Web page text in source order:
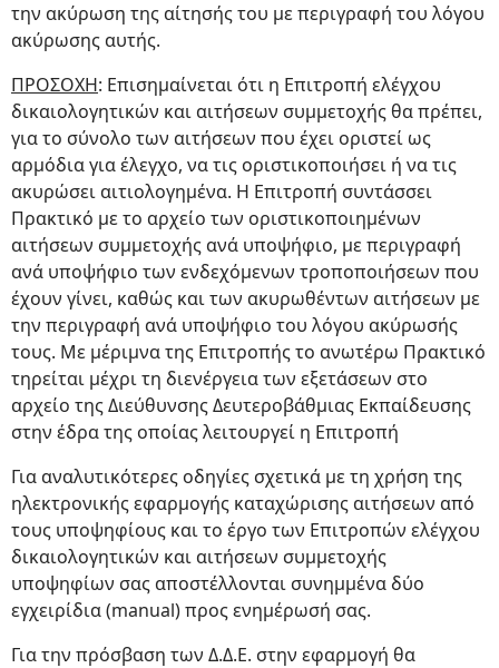
την ακύρωση της αίτησής του με περιγραφή του λόγου
ακύρωσης αυτής.
ΠΡΟΣΟΧΗ: Επισημαίνεται ότι η Επιτροπή ελέγχου
δικαιολογητικών και αιτήσεων συμμετοχής θα πρέπει,
για το σύνολο των αιτήσεων που έχει οριστεί ως
αρμόδια για έλεγχο, να τις οριστικοποιήσει ή να τις
ακυρώσει αιτιολογημένα. Η Επιτροπή συντάσσει
Πρακτικό με το αρχείο των οριστικοποιημένων
αιτήσεων συμμετοχής ανά υποψήφιο, με περιγραφή
ανά υποψήφιο των ενδεχόμενων τροποποιήσεων που
έχουν γίνει, καθώς και των ακυρωθέντων αιτήσεων με
την περιγραφή ανά υποψήφιο του λόγου ακύρωσής
τους. Με μέριμνα της Επιτροπής το ανωτέρω Πρακτικό
τηρείται μέχρι τη διενέργεια των εξετάσεων στο
αρχείο της Διεύθυνσης Δευτεροβάθμιας Εκπαίδευσης
στην έδρα της οποίας λειτουργεί η Επιτροπή
Για αναλυτικότερες οδηγίες σχετικά με τη χρήση της
ηλεκτρονικής εφαρμογής καταχώρισης αιτήσεων από
τους υποψηφίους και το έργο των Επιτροπών ελέγχου
δικαιολογητικών και αιτήσεων συμμετοχής
υποψηφίων σας αποστέλλονται συνημμένα δύο
εγχειρίδια (manual) προς ενημέρωσή σας.
Για την πρόσβαση των Δ.Δ.Ε. στην εφαρμογή θα